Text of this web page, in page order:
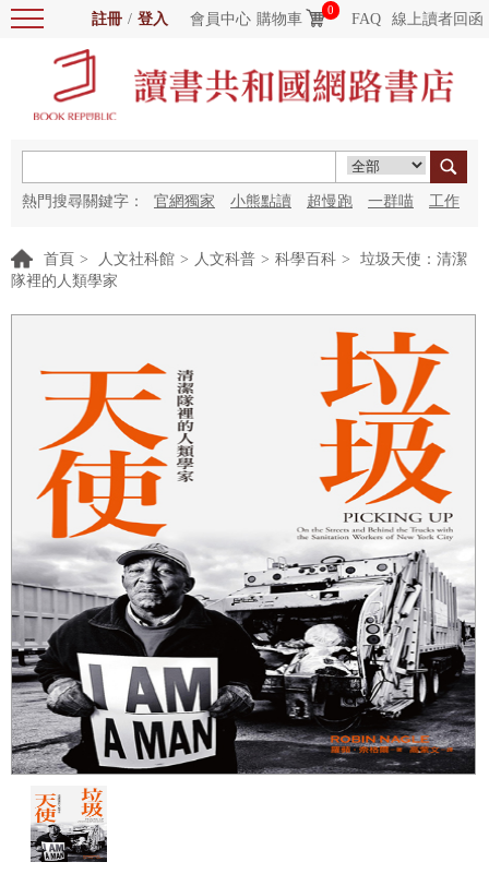
註冊 / 登入 會員中心 購物車
0
FAQ 線上讀者回函
熱門搜尋關鍵字： 官網獨家 小熊點讀 超慢跑 一群喵 工作
首頁 > 人文社科館 > 人文科普 > 科學百科 >
垃圾天使：清潔
隊裡的人類學家